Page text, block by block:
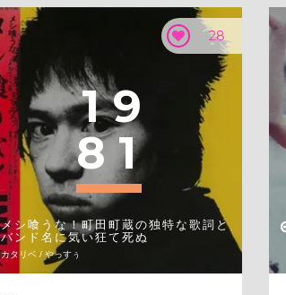
28
1 9
8 1
メシ喰うな！町田町蔵の独特な歌詞と
バンド名に気い狂て死ぬ
カタリベ / やっすぅ